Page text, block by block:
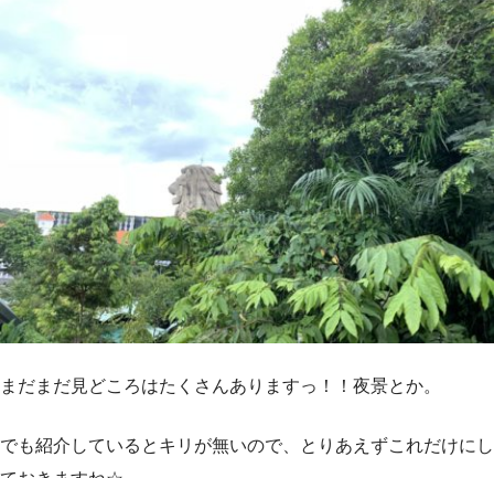
まだまだ見どころはたくさんありますっ！！夜景とか。
でも紹介しているとキリが無いので、とりあえずこれだけにし